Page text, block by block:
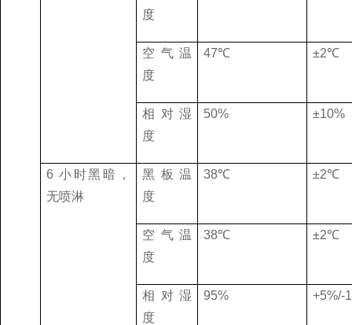
度
空气温
度
47℃ ±2℃
相对湿
度
50% ±10%
6 小时黑暗，
无喷淋
黑板温
度
38℃ ±2℃
空气温
度
38℃ ±2℃
相对湿
度
95% +5%/-